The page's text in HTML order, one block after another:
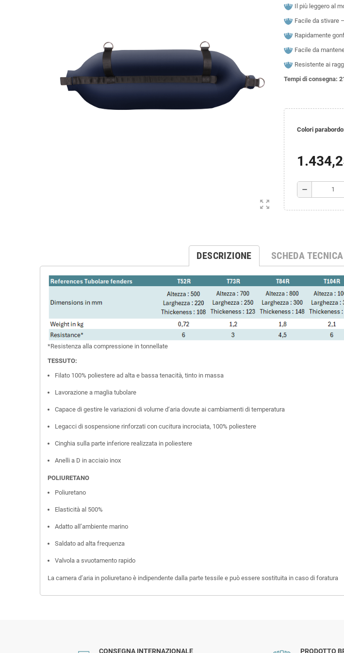
zoom_out_map
Il più leggero al
Facile da stivare
Rapidamente
Facile da
Resistente ai
Tempi di consegna:
Colori
remove
DESCRIZIONE SCHEDA TECNICA
*Resistenza alla compressione in tonnellate
TESSUTO:
Filato 100% poliestere ad alta e bassa tenacità, tinto in massa
Lavorazione a maglia tubolare
Capace di gestire le variazioni di volume d’aria dovute ai cambiamenti di temperatura
Legacci di sospensione rinforzati con cucitura incrociata, 100% poliestere
Cinghia sulla parte inferiore realizzata in poliestere
Anelli a D in acciaio inox
POLIURETANO
Poliuretano
Elasticità al 500%
Adatto all’ambiente marino
Saldato ad alta frequenza
Valvola a svuotamento rapido
La camera d’aria in poliuretano è indipendente dalla parte tessile e può essere sostituita in caso di foratura
CONSEGNA INTERNAZIONALE PRODOTTO